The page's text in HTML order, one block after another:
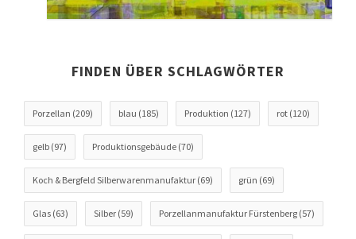
FINDEN ÜBER SCHLAGWÖRTER
Porzellan (209) blau (185) Produktion (127) rot (120)
gelb (97) Produktionsgebäude (70)
Koch & Bergfeld Silberwarenmanufaktur (69) grün (69)
Glas (63) Silber (59) Porzellanmanufaktur Fürstenberg (57)